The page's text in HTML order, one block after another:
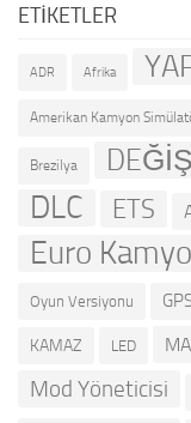
ETIKETLER
ADR Afrika
Amerikan Kamyon
Brezilya
DLC ETS
Euro
Oyun Versiyonu
KAMAZ LED
Mod Yöneticisi